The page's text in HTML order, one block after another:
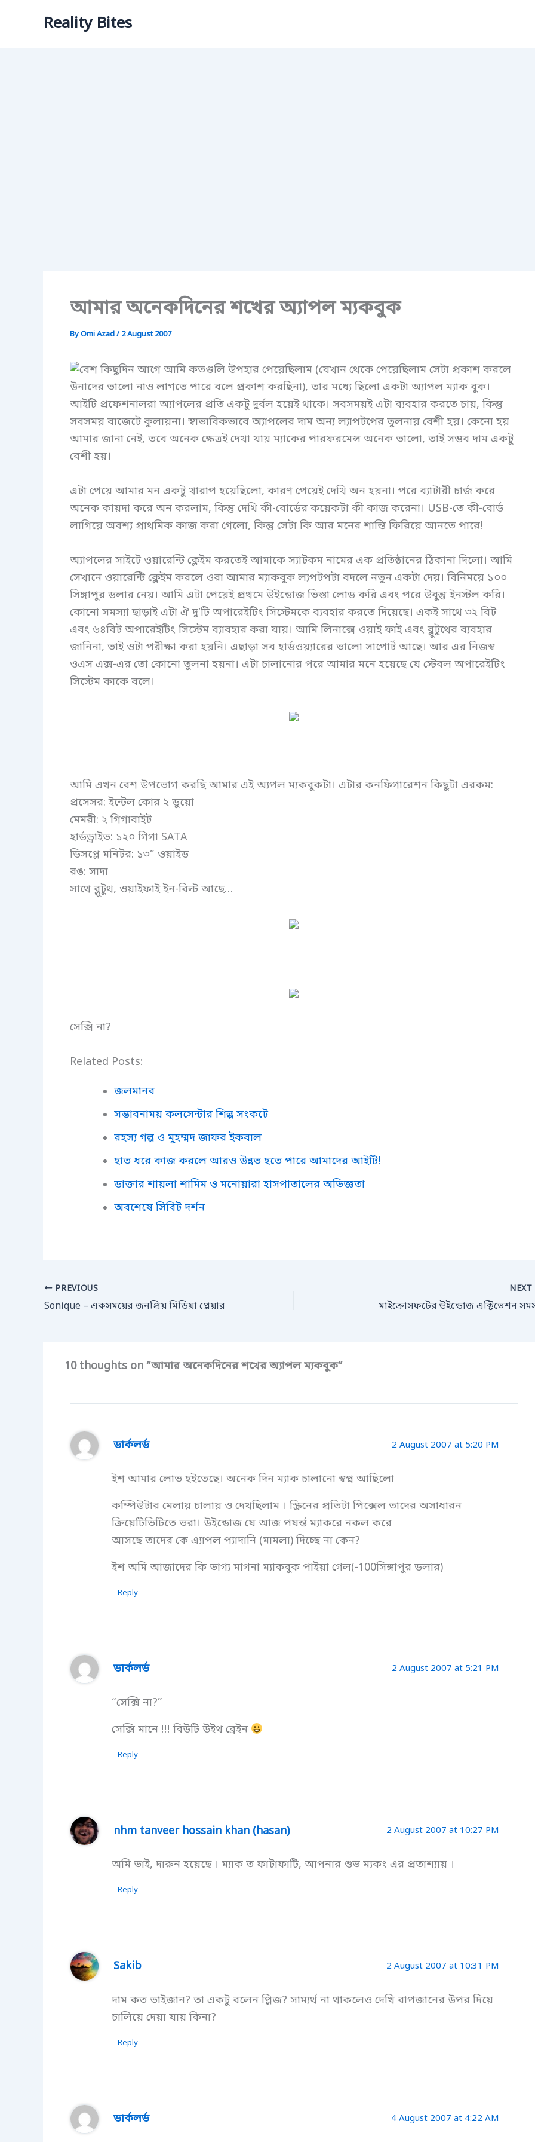
Reality Bites
আমার অনেকদিনের শখের অ্যাপল ম্যকবুক
ByOmi Azad/2 August 2007
বেশ কিছুদিন আগে আমি কতগুলি উপহার পেয়েছিলাম (যেখান থেকে পেয়েছিলাম সেটা প্রকাশ করলে
উনাদের ভালো নাও লাগতে পারে বলে প্রকাশ করছিনা), তার মধ্যে ছিলো একটা অ্যাপল ম্যাক বুক।
আইটি প্রফেশনালরা অ্যাপলের প্রতি একটু দুর্বল হয়েই থাকে। সবসময়ই এটা ব্যবহার করতে চায়, কিন্তু
সবসময় বাজেটে কুলায়না। স্বাভাবিকভাবে অ্যাপলের দাম অন্য ল্যাপটপের তুলনায় বেশী হয়। কেনো হয়
আমার জানা নেই, তবে অনেক ক্ষেত্রই দেখা যায় ম্যাকের পারফরমেন্স অনেক ভালো, তাই সম্ভব দাম একটু
বেশী হয়।
এটা পেয়ে আমার মন একটু খারাপ হয়েছিলো, কারণ পেয়েই দেখি অন হয়না। পরে ব্যাটারী চার্জ করে
অনেক কায়দা করে অন করলাম, কিন্তু দেখি কী-বোর্ডের কয়েকটা কী কাজ করেনা। USB-তে কী-বোর্ড
লাগিয়ে অবশ্য প্রাথমিক কাজ করা গেলো, কিন্তু সেটা কি আর মনের শান্তি ফিরিয়ে আনতে পারে!
অ্যাপলের সাইটে ওয়ারেন্টি ক্লেইম করতেই আমাকে স্যাটকম নামের এক প্রতিষ্ঠানের ঠিকানা দিলো। আমি
সেখানে ওয়ারেন্টি ক্লেইম করলে ওরা আমার ম্যাকবুক ল্যপটপটা বদলে নতুন একটা দেয়। বিনিময়ে ১০০
সিঙ্গাপুর ডলার নেয়। আমি এটা পেয়েই প্রথমে উইন্ডোজ ভিস্তা লোড করি এবং পরে উবুন্তু ইনস্টল করি।
কোনো সমস্যা ছাড়াই এটা ঐ দু’টি অপারেইটিং সিস্টেমকে ব্যবহার করতে দিয়েছে। একই সাথে ৩২ বিট
এবং ৬৪বিট অপারেইটিং সিস্টেম ব্যাবহার করা যায়। আমি লিনাক্সে ওয়াই ফাই এবং ব্লুটুথের ব্যবহার
জানিনা, তাই ওটা পরীক্ষা করা হয়নি। এছাড়া সব হার্ডওয়্যারের ভালো সাপোর্ট আছে। আর এর নিজস্ব
ওএস এক্স-এর তো কোনো তুলনা হয়না। এটা চালানোর পরে আমার মনে হয়েছে যে স্টেবল অপারেইটিং
সিস্টেম কাকে বলে।
আমি এখন বেশ উপভোগ করছি আমার এই অ্যপল ম্যকবুকটা। এটার কনফিগারেশন কিছুটা এরকম:
প্রসেসর: ইন্টেল কোর ২ ডুয়ো
মেমরী: ২ গিগাবাইট
হার্ডড্রাইভ: ১২০ গিগা SATA
ডিসপ্লে মনিটর: ১৩” ওয়াইড
রঙ: সাদা
সাথে ব্লুটুথ, ওয়াইফাই ইন-বিল্ট আছে…
সেক্সি না?
Related Posts:
জলমানব
সম্ভাবনাময় কলসেন্টার শিল্প সংকটে
রহস্য গল্প ও মুহম্মদ জাফর ইকবাল
হাত ধরে কাজ করলে আরও উন্নত হতে পারে আমাদের আইটি!
ডাক্তার শায়লা শামিম ও মনোয়ারা হাসপাতালের অভিজ্ঞতা
অবশেষে সিবিট দর্শন
PREVIOUS
Sonique – একসময়ের জনপ্রিয় মিডিয়া প্লেয়ার
NEXT
মাইক্রোসফটের উইন্ডোজ এক্টিভেশন
10 thoughts on “আমার অনেকদিনের শখের অ্যাপল ম্যকবুক”
ডার্কলর্ড 2 August 2007 at 5:20 PM
ইশ আমার লোভ হইতেছে। অনেক দিন ম্যাক চালানো স্বপ্ন আছিলো
কম্পিউটার মেলায় চালায় ও দেখছিলাম । স্ক্রিনের প্রতিটা পিক্সেল তাদের অসাধারন
ক্রিয়েটিভিটিতে ভরা। উইন্ডোজ যে আজ পযর্ন্ত ম্যাকরে নকল করে
আসছে তাদের কে এ্যাপল প্যাদানি (মামলা) দিচ্ছে না কেন?
ইশ অমি আজাদের কি ভাগ্য মাগনা ম্যাকবুক পাইয়া গেল(-100সিঙ্গাপুর ডলার)
Reply
ডার্কলর্ড 2 August 2007 at 5:21 PM
“সেক্সি না?”
সেক্সি মানে !!! বিউটি উইথ ব্রেইন
Reply
nhm tanveer hossain khan (hasan) 2 August 2007 at 10:27 PM
অমি ভাই, দারুন হয়েছে । ম্যাক ত ফাটাফাটি, আপনার শুভ ম্যকং এর প্রতাশ্যায় ।
Reply
Sakib 2 August 2007 at 10:31 PM
দাম কত ভাইজান? তা একটু বলেন প্লিজ? সাম্যর্থ না থাকলেও দেখি বাপজানের উপর দিয়ে
চালিয়ে দেয়া যায় কিনা?
Reply
ডার্কলর্ড 4 August 2007 at 4:22 AM